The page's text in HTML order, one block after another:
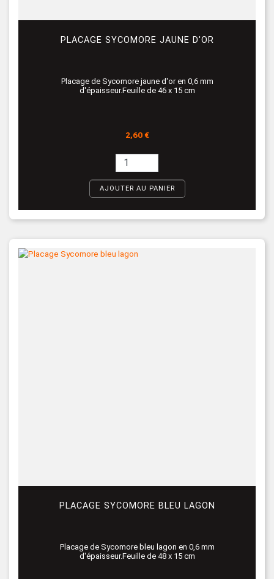
PLACAGE SYCOMORE JAUNE D'OR
Placage de Sycomore jaune d'or en 0,6 mm
d'épaisseur.Feuille de 46 x 15 cm
Prix
2,60 €
AJOUTER AU PANIER
PLACAGE SYCOMORE BLEU LAGON
Placage de Sycomore bleu lagon en 0,6 mm
d'épaisseur.Feuille de 48 x 15 cm